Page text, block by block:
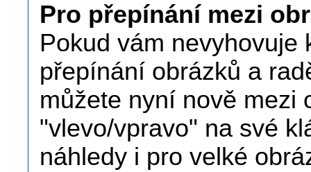
Pro přepínání mezi
Pokud vám
přepínání obrázků a
můžete nyní nově mezi
"vlevo/vpravo" na své
náhledy i pro velké